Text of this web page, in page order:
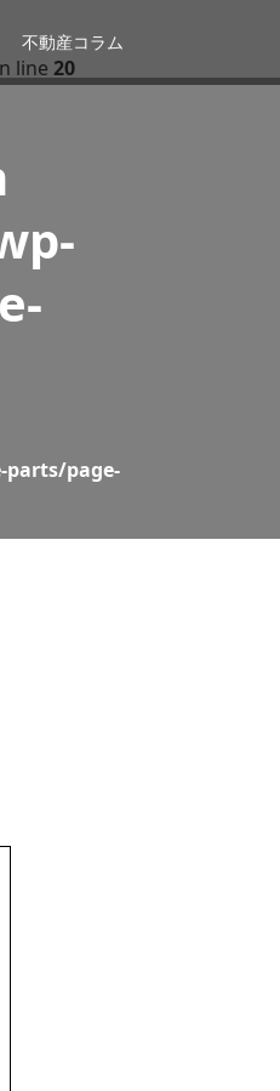
不動産コラム
line 20
page-